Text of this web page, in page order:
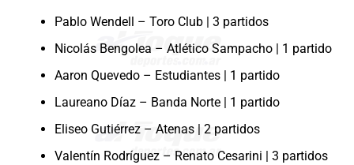
Pablo Wendell – Toro Club | 3 partidos
Nicolás Bengolea – Atlético Sampacho | 1 partido
Aaron Quevedo – Estudiantes | 1 partido
Laureano Díaz – Banda Norte | 1 partido
Eliseo Gutiérrez – Atenas | 2 partidos
Valentín Rodríguez – Renato Cesarini | 3 partidos